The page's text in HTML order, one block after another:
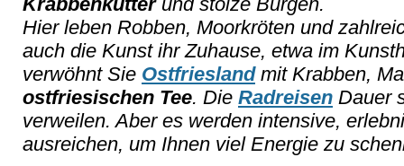
Hier leben Robben, Moorkröten und
auch die Kunst ihr Zuhause, etwa im
verwöhnt Sie Ostfrieslandmit Krabben,
ostfriesischen Tee. Die Radreisen Dauer
verweilen. Aber es werden intensive,
ausreichen, um Ihnen viel Energie zu